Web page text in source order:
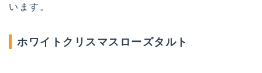
います。
ホワイトクリスマスローズタルト